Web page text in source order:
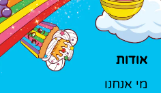
אודות
מי אנחנו